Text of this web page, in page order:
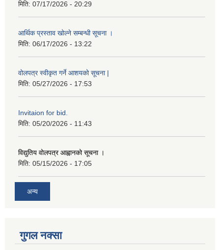
मिति: 07/17/2026 - 20:29
आर्थिक प्रस्ताव खोल्ने सम्बन्धी सूचना ।
मिति: 06/17/2026 - 13:22
वोलपत्र स्वीकृत गर्ने आशयको सूचना |
मिति: 05/27/2026 - 17:53
Invitaion for bid.
मिति: 05/20/2026 - 11:43
विद्युतिय वोलपत्र आह्वानको सूचना ।
मिति: 05/15/2026 - 17:05
अन्य
गुगल नक्सा